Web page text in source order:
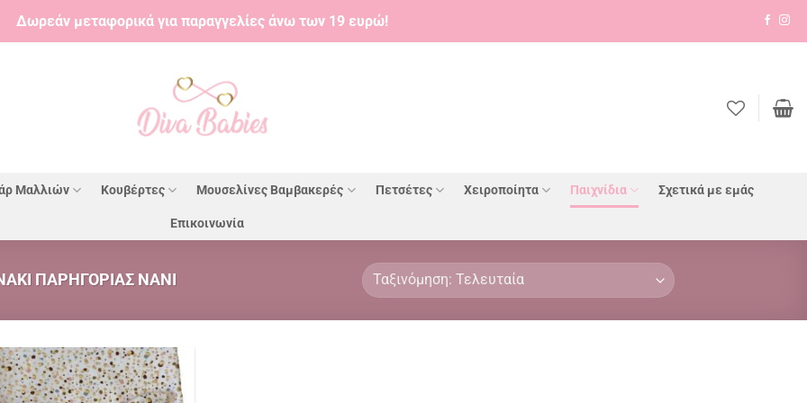
Δωρεάν μεταφορικά για παραγγελίες άνω των 19 ευρώ!
Μαλλιών Κουβέρτες Μουσελίνες Βαμβακερές Πετσέτες Χειροποίητα Παιχνίδια Σχετικά με εμάς
Επικοινωνία
ΠΑΡΗΓΟΡΙΆΣ ΝΆΝΙ
Πρόσθήκη